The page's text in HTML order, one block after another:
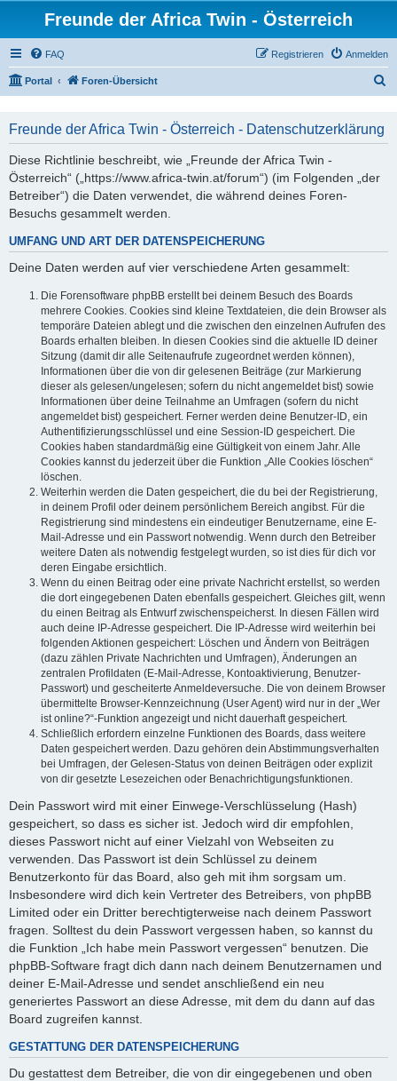
Freunde der Africa Twin - Österreich
FAQ Anmelden
Registrieren
Portal Foren-Übersicht
h
Freunde der Africa Twin - Österreich - Datenschutzerklärung
Diese Richtlinie beschreibt, wie „Freunde der Africa Twin -
Österreich“ („https://www.africa-twin.at/forum“) (im Folgenden „der
Betreiber“) die Daten verwendet, die während deines Foren-
Besuchs gesammelt werden.
UMFANG UND ART DER DATENSPEICHERUNG
Deine Daten werden auf vier verschiedene Arten gesammelt:
Die Forensoftware phpBB erstellt bei deinem Besuch des Boards
mehrere Cookies. Cookies sind kleine Textdateien, die dein Browser als
temporäre Dateien ablegt und die zwischen den einzelnen Aufrufen des
Boards erhalten bleiben. In diesen Cookies sind die aktuelle ID deiner
Sitzung (damit dir alle Seitenaufrufe zugeordnet werden können),
Informationen über die von dir gelesenen Beiträge (zur Markierung
dieser als gelesen/ungelesen; sofern du nicht angemeldet bist) sowie
Informationen über deine Teilnahme an Umfragen (sofern du nicht
angemeldet bist) gespeichert. Ferner werden deine Benutzer-ID, ein
Authentifizierungsschlüssel und eine Session-ID gespeichert. Die
Cookies haben standardmäßig eine Gültigkeit von einem Jahr. Alle
Cookies kannst du jederzeit über die Funktion „Alle Cookies löschen“
löschen.
Weiterhin werden die Daten gespeichert, die du bei der Registrierung,
in deinem Profil oder deinem persönlichem Bereich angibst. Für die
Registrierung sind mindestens ein eindeutiger Benutzername, eine E-
Mail-Adresse und ein Passwort notwendig. Wenn durch den Betreiber
weitere Daten als notwendig festgelegt wurden, so ist dies für dich vor
deren Eingabe ersichtlich.
Wenn du einen Beitrag oder eine private Nachricht erstellst, so werden
die dort eingegebenen Daten ebenfalls gespeichert. Gleiches gilt, wenn
du einen Beitrag als Entwurf zwischenspeicherst. In diesen Fällen wird
auch deine IP-Adresse gespeichert. Die IP-Adresse wird weiterhin bei
folgenden Aktionen gespeichert: Löschen und Ändern von Beiträgen
(dazu zählen Private Nachrichten und Umfragen), Änderungen an
zentralen Profildaten (E-Mail-Adresse, Kontoaktivierung, Benutzer-
Passwort) und gescheiterte Anmeldeversuche. Die von deinem Browser
übermittelte Browser-Kennzeichnung (User Agent) wird nur in der „Wer
ist online?“-Funktion angezeigt und nicht dauerhaft gespeichert.
Schließlich erfordern einzelne Funktionen des Boards, dass weitere
Daten gespeichert werden. Dazu gehören dein Abstimmungsverhalten
bei Umfragen, der Gelesen-Status von deinen Beiträgen oder explizit
von dir gesetzte Lesezeichen oder Benachrichtigungsfunktionen.
Dein Passwort wird mit einer Einwege-Verschlüsselung (Hash)
gespeichert, so dass es sicher ist. Jedoch wird dir empfohlen,
dieses Passwort nicht auf einer Vielzahl von Webseiten zu
verwenden. Das Passwort ist dein Schlüssel zu deinem
Benutzerkonto für das Board, also geh mit ihm sorgsam um.
Insbesondere wird dich kein Vertreter des Betreibers, von phpBB
Limited oder ein Dritter berechtigterweise nach deinem Passwort
fragen. Solltest du dein Passwort vergessen haben, so kannst du
die Funktion „Ich habe mein Passwort vergessen“ benutzen. Die
phpBB-Software fragt dich dann nach deinem Benutzernamen und
deiner E-Mail-Adresse und sendet anschließend ein neu
generiertes Passwort an diese Adresse, mit dem du dann auf das
Board zugreifen kannst.
GESTATTUNG DER DATENSPEICHERUNG
Du gestattest dem Betreiber, die von dir eingegebenen und oben